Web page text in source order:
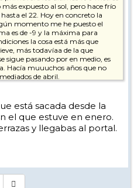
expuesto al sol, pero hace frío
el 22. Hoy en concreto la
momento me he puesto el
es de -9 y la máxima para
la cosa está más que
más todavíaa de la que
sigue pasando por en medio, es
Hacía muuuchos años que no
de abril.
un cigarro
mismo. Mañana entraré en
puedo hacer fotos y las subo.
tampoco he hecho muchas.
desde La Aguille Percée que es
da el sol por la mañana.
está sacada desde la
el que estuve en enero.
y llegabas al portal.